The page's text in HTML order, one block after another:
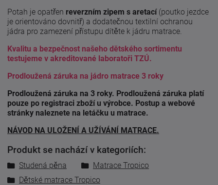
Potah je opatřen reverzním zipem s aretací(poutko jezdce
je orientováno dovnitř) a dodatečnou textilní ochranou
jádra pro zamezení přístupu dítěte k jádru matrace.
Kvalitu a bezpečnost našeho dětského sortimentu
testujeme v akreditované laboratoři TZÚ.
Prodloužená záruka na jádro matrace 3 roky
Prodloužená záruka na 3 roky. Prodloužená záruka platí
pouze po registraci zboží u výrobce. Postup a webové
stránky naleznete na letáčku u matrace.
NÁVOD NA ULOŽENÍ A UŽÍVÁNÍ MATRACE.
Produkt se nachází v kategoriích:
Studená pěna
Matrace Tropico
Dětské matrace Tropico